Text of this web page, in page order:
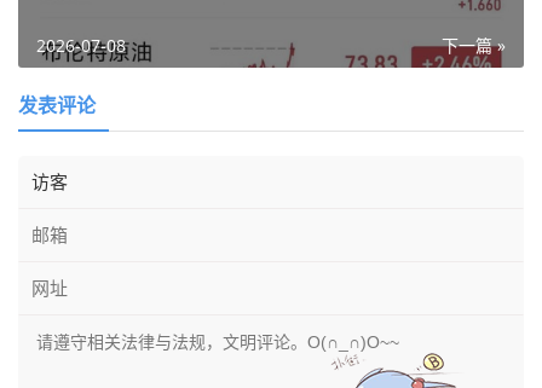
下一篇 »
2026-07-08
发表评论